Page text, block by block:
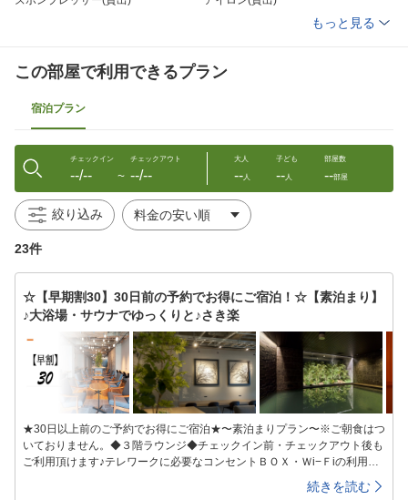
タオル
バスタオル
スリッパ
パジャマ
もっと見る
この部屋で利用できるプラン
宿泊プラン
チェックイン
--/-- 〜
チェックアウト
--/--
大人
--人
子ども
-- 人
部屋数
--部屋
絞り込み
23件
☆【早期割30】30日前の予約でお得にご宿泊！☆【素泊まり】
♪大浴場・サウナでゆっくりと♪さき楽
★30日以上前のご予約でお得にご宿泊★〜素泊まりプラン〜※ご朝食はつ
いておりません。◆３階ラウンジ◆チェックイン前・チェックアウト後も
ご利用頂けます♪テレワークに必要なコンセントＢＯＸ・Ｗi−Ｆiの利用可
能で快適。◆大浴場◆ヒーリング音楽が流れる癒しの空間で、人工温泉と
組み合わせることで疲れを芯からほぐせるドライサウナを設置。サウナ室
続きを読む